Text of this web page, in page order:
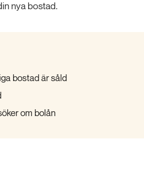
nya bostad.
bostad är såld
om bolån